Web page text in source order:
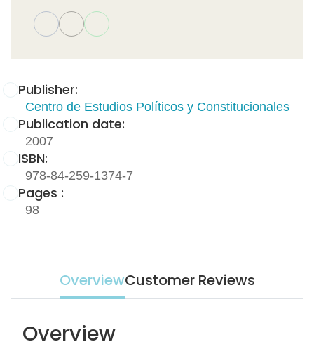
Publisher:
Centro de Estudios Políticos y Constitucionales
Publication date:
2007
ISBN:
978-84-259-1374-7
Pages :
98
OverviewCustomer Reviews
Overview